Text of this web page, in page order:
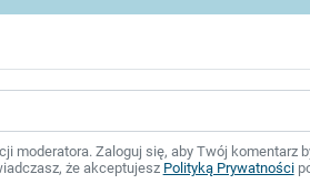
moderatora. Zaloguj się, aby Twój komentarz
że akceptujesz Polityką Prywatności